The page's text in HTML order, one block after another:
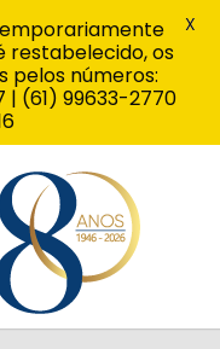
restabelecido, os
pelos números:
| (61) 99633-2770
X